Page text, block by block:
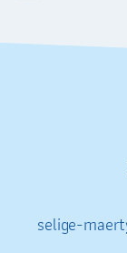
selige-